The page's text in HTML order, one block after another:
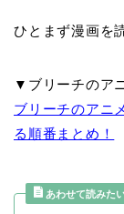
ひとまず漫画を
▼ブリーチのア
ブリーチのアニ
る順番まとめ！